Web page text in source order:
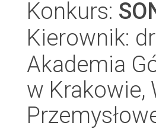
Konkurs:
Kierownik:
Akademia
w Krakowie,